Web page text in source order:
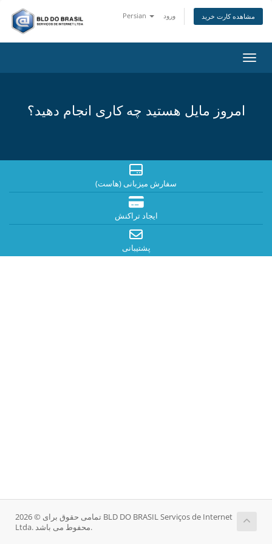
Persian ورود مشاهده کارت خرید
امروز مایل هستید چه کاری انجام دهید؟
سفارش میزبانی (هاست)
ایجاد تراکنش
پشتیبانی
تمامی حقوق برای © 2026 BLD DO BRASIL Serviços de Internet
Ltda. محفوط می باشد.